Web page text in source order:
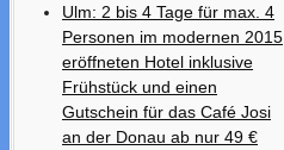
Ulm: 2 bis 4 Tage für max. 4
Personen im modernen 2015
eröffneten Hotel inklusive
Frühstück und einen
Gutschein für das Café Josi
an der Donau ab nur 49 €